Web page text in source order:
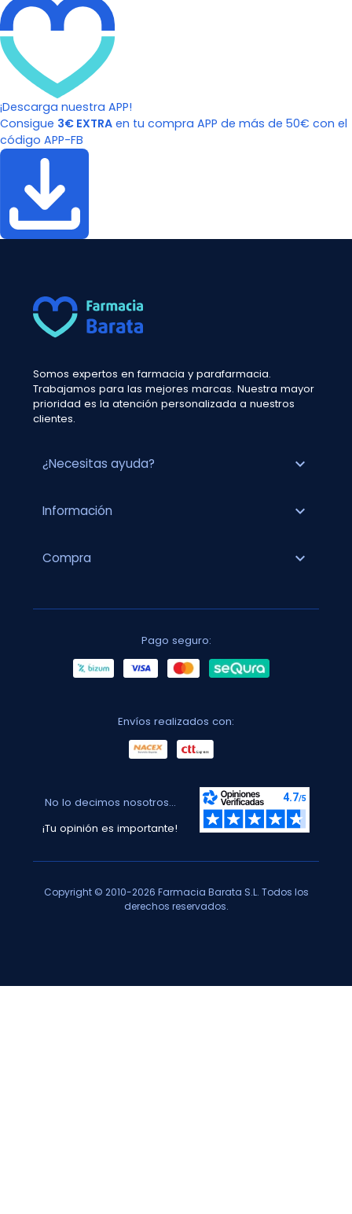
¡Descarga nuestra APP!
Consigue 3€ EXTRA en tu compra APP de más de 50€ con el
código APP-FB
Somos expertos en farmacia y parafarmacia.
Trabajamos para las mejores marcas. Nuestra mayor
prioridad es la atención personalizada a nuestros
clientes.
¿Necesitas ayuda? expand_more
Información expand_more
Compra expand_more
Pago seguro:
Envíos realizados con:
No lo decimos nosotros...
¡Tu opinión es importante!
Copyright © 2010-2026 Farmacia Barata S.L. Todos los
derechos reservados.